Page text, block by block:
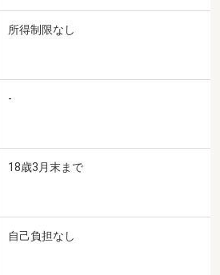
所得制限なし
-
18歳3月末まで
自己負担なし